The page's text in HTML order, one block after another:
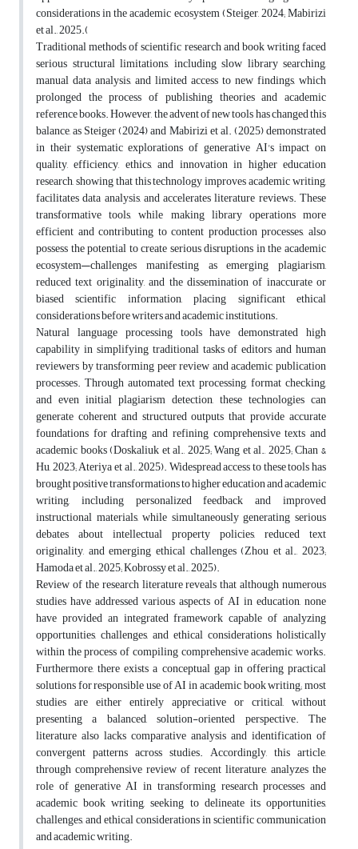
considerations in the academic ecosystem (Steiger, 2024; Mabirizi
et al., 2025).
Traditional methods of scientific research and book writing faced
serious structural limitations, including slow library searching,
manual data analysis, and limited access to new findings, which
prolonged the process of publishing theories and academic
reference books. However, the advent of new tools has changed this
balance, as Steiger (2024) and Mabirizi et al. (2025) demonstrated
in their systematic explorations of generative AI's impact on
quality, efficiency, ethics, and innovation in higher education
research, showing that this technology improves academic writing,
facilitates data analysis, and accelerates literature reviews. These
transformative tools, while making library operations more
efficient and contributing to content production processes, also
possess the potential to create serious disruptions in the academic
ecosystem—challenges manifesting as emerging plagiarism,
reduced text originality, and the dissemination of inaccurate or
biased scientific information, placing significant ethical
considerations before writers and academic institutions.
Natural language processing tools have demonstrated high
capability in simplifying traditional tasks of editors and human
reviewers by transforming peer review and academic publication
processes. Through automated text processing, format checking,
and even initial plagiarism detection, these technologies can
generate coherent and structured outputs that provide accurate
foundations for drafting and refining comprehensive texts and
academic books (Doskaliuk et al., 2025; Wang et al., 2025; Chan &
Hu, 2023; Ateriya et al., 2025). Widespread access to these tools has
brought positive transformations to higher education and academic
writing, including personalized feedback and improved
instructional materials, while simultaneously generating serious
debates about intellectual property policies, reduced text
originality, and emerging ethical challenges (Zhou et al., 2023;
Hamoda et al., 2025; Kobrossy et al., 2025).
Review of the research literature reveals that although numerous
studies have addressed various aspects of AI in education, none
have provided an integrated framework capable of analyzing
opportunities, challenges, and ethical considerations holistically
within the process of compiling comprehensive academic works.
Furthermore, there exists a conceptual gap in offering practical
solutions for responsible use of AI in academic book writing; most
studies are either entirely appreciative or critical, without
presenting a balanced, solution-oriented perspective. The
literature also lacks comparative analysis and identification of
convergent patterns across studies. Accordingly, this article,
through comprehensive review of recent literature, analyzes the
role of generative AI in transforming research processes and
academic book writing, seeking to delineate its opportunities,
challenges, and ethical considerations in scientific communication
and academic writing.